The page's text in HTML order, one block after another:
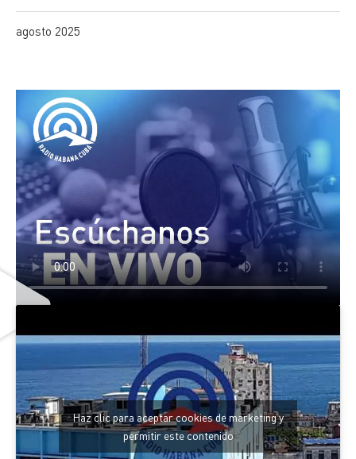
agosto 2025
Haz clic para aceptar cookies de marketing y
permitir este contenido